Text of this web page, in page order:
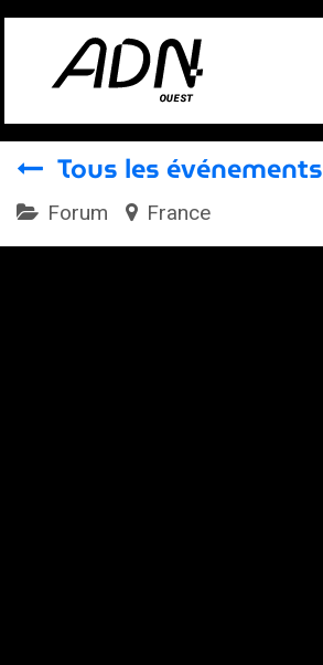
Se rendre au contenu
Tous les événements
Forum France